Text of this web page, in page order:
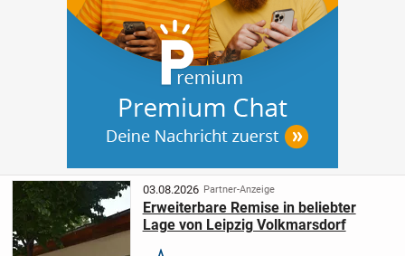
03.08.2026 Partner-Anzeige
Erweiterbare Remise in beliebter
Lage von Leipzig Volkmarsdorf